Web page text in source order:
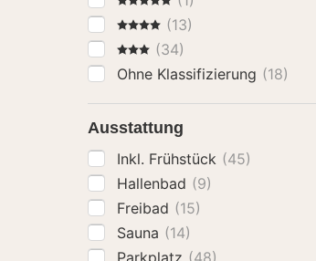
4 Sterne(13)
3 Sterne
(34)
Ohne Klassifizierung (18)
Ausstattung
Inkl. Frühstück (45)
Hallenbad (9)
Freibad (15)
Sauna (14)
Parkplatz (48)